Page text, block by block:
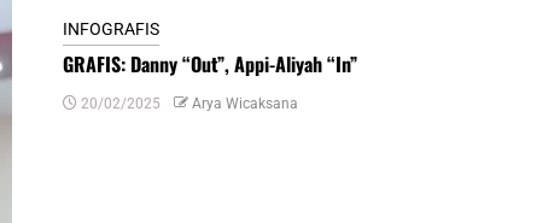
INFOGRAFIS
GRAFIS: Danny “Out”, Appi-Aliyah “In”
20/02/2025 Arya Wicaksana